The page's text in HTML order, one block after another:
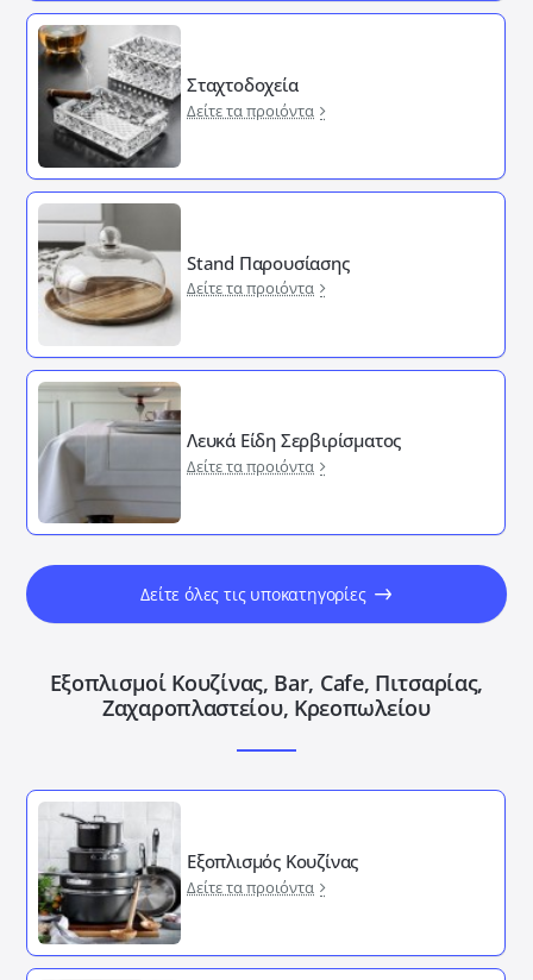
Σταχτοδοχεία
Δείτε τα προιόντα
Stand Παρουσίασης
Δείτε τα προιόντα
Λευκά Είδη Σερβιρίσματος
Δείτε τα προιόντα
Δείτε όλες τις υποκατηγορίες
Εξοπλισμοί Κουζίνας, Bar, Cafe, Πιτσαρίας,
Ζαχαροπλαστείου, Κρεοπωλείου
Εξοπλισμός Κουζίνας
Δείτε τα προιόντα